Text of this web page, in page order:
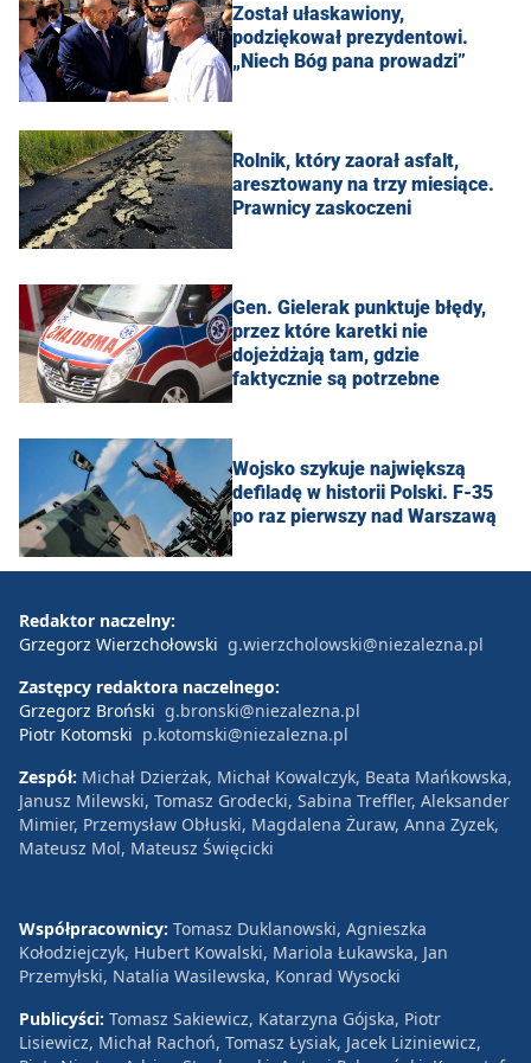
Został ułaskawiony,
podziękował prezydentowi.
„Niech Bóg pana prowadzi”
Rolnik, który zaorał asfalt,
aresztowany na trzy miesiące.
Prawnicy zaskoczeni
Gen. Gielerak punktuje błędy,
przez które karetki nie
dojeżdżają tam, gdzie
faktycznie są potrzebne
Wojsko szykuje największą
defiladę w historii Polski. F-35
po raz pierwszy nad Warszawą
Redaktor naczelny:
Grzegorz Wierzchołowski g.wierzcholowski@niezalezna.pl
Zastępcy redaktora naczelnego:
Grzegorz Broński g.bronski@niezalezna.pl
Piotr Kotomski p.kotomski@niezalezna.pl
Zespół: Michał Dzierżak, Michał Kowalczyk, Beata Mańkowska,
Janusz Milewski, Tomasz Grodecki, Sabina Treffler, Aleksander
Mimier, Przemysław Obłuski, Magdalena Żuraw, Anna Zyzek,
Mateusz Mol, Mateusz Święcicki
Współpracownicy: Tomasz Duklanowski, Agnieszka
Kołodziejczyk, Hubert Kowalski, Mariola Łukawska, Jan
Przemyłski, Natalia Wasilewska, Konrad Wysocki
Publicyści: Tomasz Sakiewicz, Katarzyna Gójska, Piotr
Lisiewicz, Michał Rachoń, Tomasz Łysiak, Jacek Liziniewicz,